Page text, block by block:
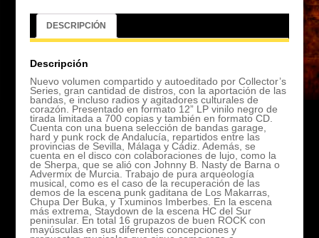
DESCRIPCIÓN
Descripción
Nuevo volumen compartido y autoeditado por Collector’s
Series, gran cantidad de distros, con la aportación de las
bandas, e incluso radios y agitadores culturales de
corazón. Presentado en formato 12” LP vinilo negro de
tirada limitada a 700 copias y también en formato CD.
Cuenta con una buena selección de bandas garage,
hard y punk rock de Andalucía, repartidos entre las
provincias de Sevilla, Málaga y Cádiz. Además, se
cuenta en el disco con colaboraciones de lujo, como la
de Sherpa, que se alió con Johnny B. Nasty de Barna o
Advermix de Murcia. Trabajo de pura arqueología
musical, como es el caso de la recuperación de las
demos de la escena punk gaditana de Los Makarras,
Chupa Der Buka, y Txuminos Imberbes. En la escena
más extrema, Staydown de la escena HC del Sur
peninsular. En total 16 grupazos de buen ROCK con
mayúsculas en sus diferentes concepciones y